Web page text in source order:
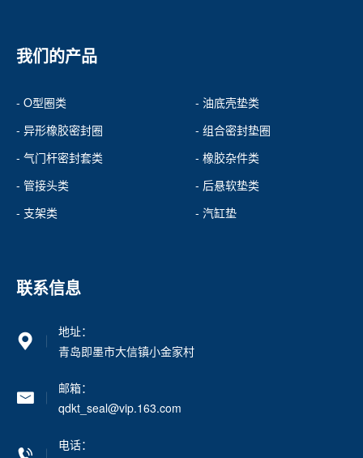
我们的产品
- O型圈类
- 油底壳垫类
- 异形橡胶密封圈
- 组合密封垫圈
- 气门杆密封套类
- 橡胶杂件类
- 管接头类
- 后悬软垫类
- 支架类
- 汽缸垫
联系信息
地址：
青岛即墨市大信镇小金家村
邮箱：
qdkt_seal@vip.163.com
电话：